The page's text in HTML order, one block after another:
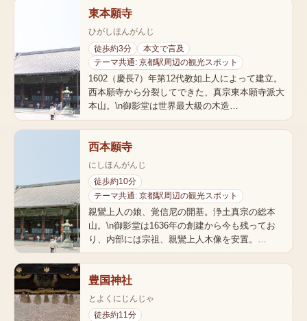
東本願寺
ひがしほんがんじ
徒歩約3分
本文で言及
テーマ共通: 京都駅周辺の観光スポット
1602（慶長7）年第12代教如上人によって建立。
西本願寺から分裂してできた、真宗東本願寺派大
本山。\n御影堂は世界最大級の木造…
西本願寺
にしほんがんじ
徒歩約10分
テーマ共通: 京都駅周辺の観光スポット
親鸞上人の娘、覚信尼の開基。浄土真宗の総本
山。\n御影堂は1636年の創建から今も残ってお
り、内部には宗祖、親鸞上人木像を安置。…
豊国神社
とよくにじんじゃ
徒歩約11分